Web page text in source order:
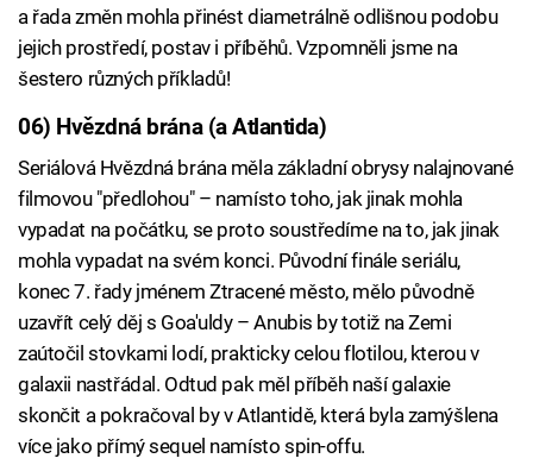
a řada změn mohla přinést diametrálně odlišnou podobu
jejich prostředí, postav i příběhů. Vzpomněli jsme na
šestero různých příkladů!
06) Hvězdná brána (a Atlantida)
Seriálová Hvězdná brána měla základní obrysy nalajnované
filmovou "předlohou" – namísto toho, jak jinak mohla
vypadat na počátku, se proto soustředíme na to, jak jinak
mohla vypadat na svém konci. Původní finále seriálu,
konec 7. řady jménem Ztracené město, mělo původně
uzavřít celý děj s Goa'uldy – Anubis by totiž na Zemi
zaútočil stovkami lodí, prakticky celou flotilou, kterou v
galaxii nastřádal. Odtud pak měl příběh naší galaxie
skončit a pokračoval by v Atlantidě, která byla zamýšlena
více jako přímý sequel namísto spin-offu.